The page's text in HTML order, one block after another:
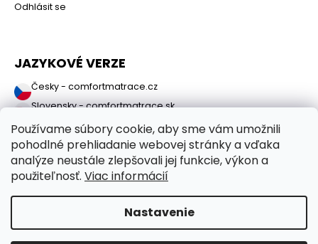
Používame súbory cookie, aby sme vám umožnili
pohodlné prehliadanie webovej stránky a vďaka
analýze neustále zlepšovali jej funkcie, výkon a
použiteľnosť. Viac informácií
Nastavenie
Odhlásit se
JAZYKOVÉ VERZE
Česky - comfortmatrace.cz
Slovensky - comfortmatrace.sk